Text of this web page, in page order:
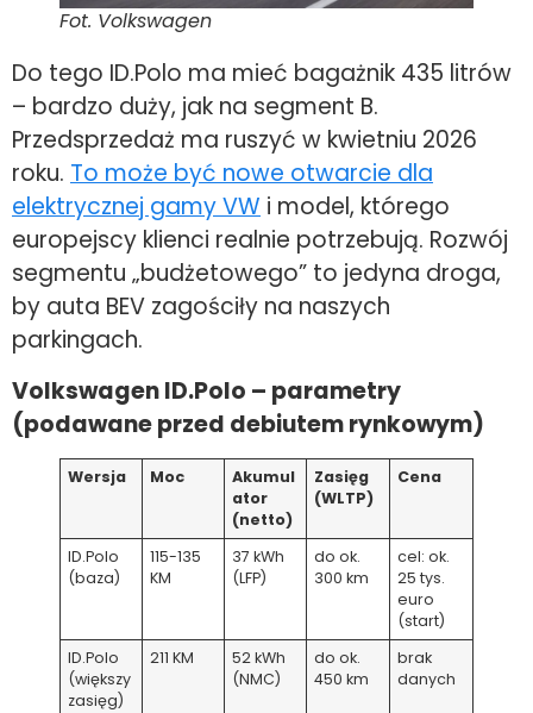
Fot. Volkswagen
Do tego ID.Polo ma mieć bagażnik 435 litrów
– bardzo duży, jak na segment B.
Przedsprzedaż ma ruszyć w kwietniu 2026
roku. To może być nowe otwarcie dla
elektrycznej gamy VW i model, którego
europejscy klienci realnie potrzebują. Rozwój
segmentu „budżetowego” to jedyna droga,
by auta BEV zagościły na naszych
parkingach.
Volkswagen ID.Polo – parametry
(podawane przed debiutem rynkowym)
Wersja Moc
Akumul
ator
(netto)
Zasięg
(WLTP)
Cena
ID.Polo
(baza)
115-135
KM
37 kWh
(LFP)
do ok.
300 km
cel: ok.
25 tys.
euro
(start)
ID.Polo
(większy
zasięg)
211 KM
52 kWh
(NMC)
do ok.
450 km
brak
danych